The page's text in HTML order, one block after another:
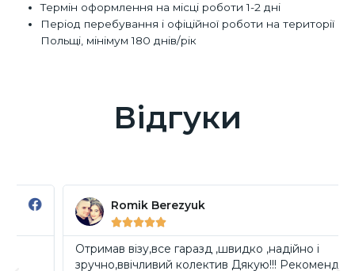
Термін оформлення на місці роботи 1-2 дні
Період перебування і офіційної роботи на території
Польщі, мінімум 180 днів/рік
Відгуки
Romik Berezyuk
 
Отримав візу,все гаразд ,швидко ,надійно і
зручно,ввічливий колектив Дякую!!! Рекомендую